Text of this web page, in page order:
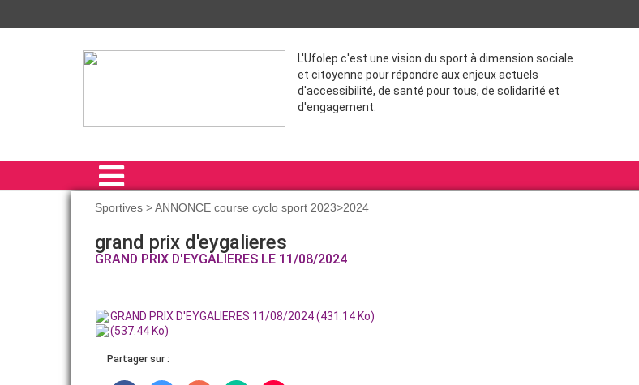
L'Ufolep c'est une vision du sport à dimension sociale
et citoyenne pour répondre aux enjeux actuels
d'accessibilité, de santé pour tous, de solidarité et
d'engagement.
SPORTIVES
VIE ASSOCIATIVE
ADHÉRER
Sportives > ANNONCE course cyclo sport 2023>2024
grand prix d'eygalieres
GRAND PRIX D'EYGALIERES LE 11/08/2024
GRAND PRIX D'EYGALIERES 11/08/2024 (431.14 Ko)
(537.44 Ko)
Partager sur :